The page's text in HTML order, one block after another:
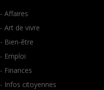
- Affaires
- Art de vivre
- Bien-être
- Emploi
- Finances
- Infos citoyennes